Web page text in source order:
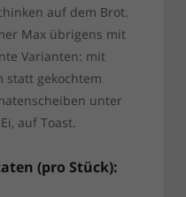
auf dem Brot.
Max übrigens mit
Varianten: mit
statt gekochtem
unter
auf Toast.
(pro Stück):